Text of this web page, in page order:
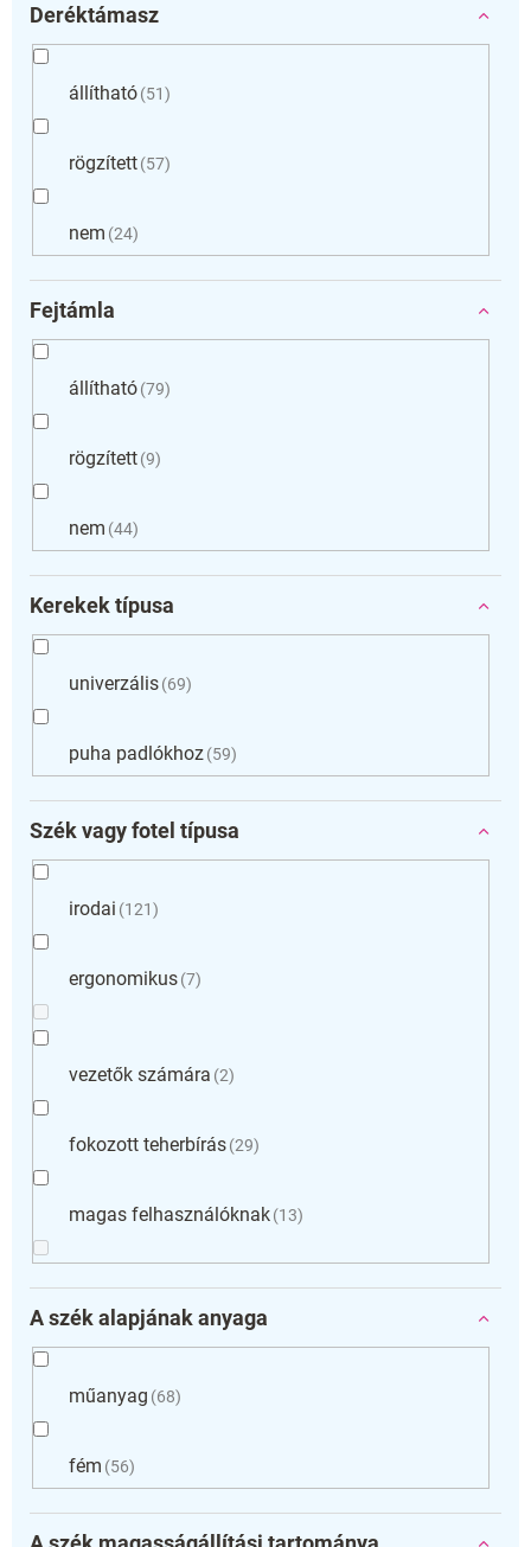
Deréktámasz
állítható 51
rögzített 57
nem 24
Fejtámla
állítható 79
rögzített 9
nem 44
Kerekek típusa
univerzális 69
puha padlókhoz 59
Szék vagy fotel típusa
irodai 121
ergonomikus 7
vezetők számára 2
fokozott teherbírás 29
magas felhasználóknak 13
A szék alapjának anyaga
műanyag 68
fém 56